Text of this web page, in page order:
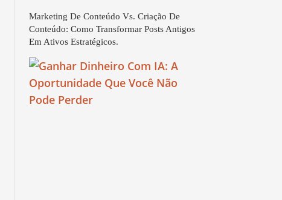
Marketing De Conteúdo Vs. Criação De
Conteúdo: Como Transformar Posts Antigos
Em Ativos Estratégicos.